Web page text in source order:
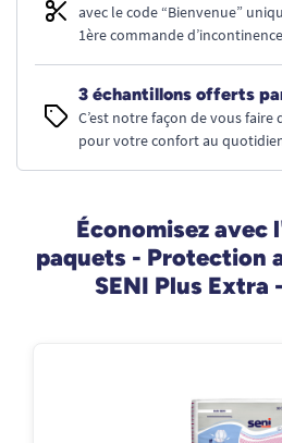
avec le code “Bienvenue”
1ère commande d’incontinence
3 échantillons offerts
C’est notre façon de vous
pour votre confort au
Économisez avec
paquets - Protection
SENI Plus Extra